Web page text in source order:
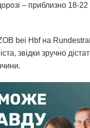
– приблизно 18-
bei Hbf на
звідки зручно